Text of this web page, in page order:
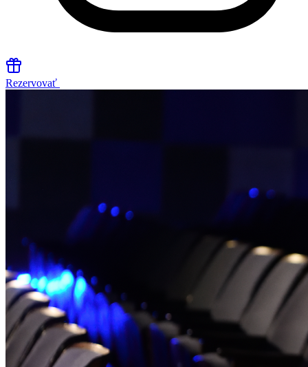
Rezervovať